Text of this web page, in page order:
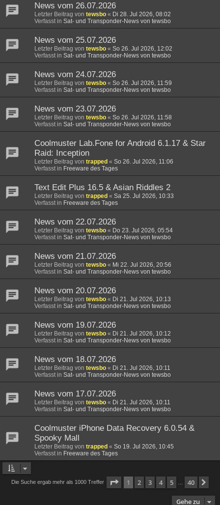
News vom 26.07.2026
Letzter Beitrag von tewsbo « Di 28. Jul 2026, 08:02
Verfasst in Sat- und Transponder-News von tewsbo
News vom 25.07.2026
Letzter Beitrag von tewsbo « So 26. Jul 2026, 12:02
Verfasst in Sat- und Transponder-News von tewsbo
News vom 24.07.2026
Letzter Beitrag von tewsbo « So 26. Jul 2026, 11:59
Verfasst in Sat- und Transponder-News von tewsbo
News vom 23.07.2026
Letzter Beitrag von tewsbo « So 26. Jul 2026, 11:58
Verfasst in Sat- und Transponder-News von tewsbo
Coolmuster Lab.Fone for Android 6.1.17 & Star
Raid: Inception
Letzter Beitrag von trapped « So 26. Jul 2026, 11:06
Verfasst in Freeware des Tages
Text Edit Plus 16.5 & Asian Riddles 2
Letzter Beitrag von trapped « Sa 25. Jul 2026, 10:33
Verfasst in Freeware des Tages
News vom 22.07.2026
Letzter Beitrag von tewsbo « Do 23. Jul 2026, 05:54
Verfasst in Sat- und Transponder-News von tewsbo
News vom 21.07.2026
Letzter Beitrag von tewsbo « Mi 22. Jul 2026, 20:56
Verfasst in Sat- und Transponder-News von tewsbo
News vom 20.07.2026
Letzter Beitrag von tewsbo « Di 21. Jul 2026, 10:13
Verfasst in Sat- und Transponder-News von tewsbo
News vom 19.07.2026
Letzter Beitrag von tewsbo « Di 21. Jul 2026, 10:12
Verfasst in Sat- und Transponder-News von tewsbo
News vom 18.07.2026
Letzter Beitrag von tewsbo « Di 21. Jul 2026, 10:11
Verfasst in Sat- und Transponder-News von tewsbo
News vom 17.07.2026
Letzter Beitrag von tewsbo « Di 21. Jul 2026, 10:11
Verfasst in Sat- und Transponder-News von tewsbo
Coolmuster iPhone Data Recovery 6.0.54 &
Spooky Mall
Letzter Beitrag von trapped « So 19. Jul 2026, 10:45
Verfasst in Freeware des Tages
Die Suche ergab mehr als 1000 Treffer Seite 1von 40
1 2 3 4 5 40
Gehe zu